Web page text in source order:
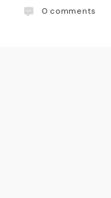
0 comments